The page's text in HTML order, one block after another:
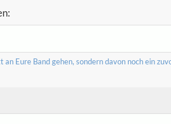
an Eure Band gehen, sondern davon noch ein